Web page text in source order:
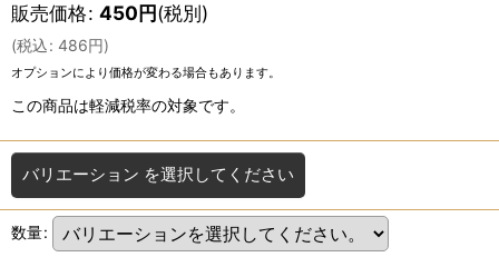
販売価格: 450円(税別)
(税込: 486円)
オプションにより価格が変わる場合もあります。
この商品は軽減税率の対象です。
バリエーション を選択してください
数量: